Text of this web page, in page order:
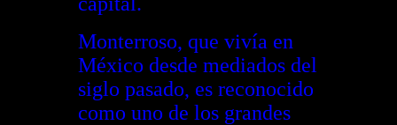
Monterroso, que vivía en
México desde mediados del
siglo pasado, es reconocido
como uno de los grandes